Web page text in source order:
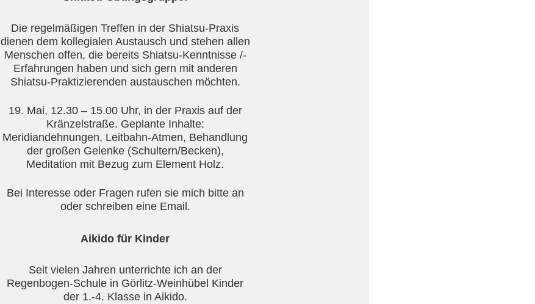
Die regelmäßigen Treffen in der Shiatsu-Praxis
dienen dem kollegialen Austausch und stehen allen
Menschen offen, die bereits Shiatsu-Kenntnisse /-
Erfahrungen haben und sich gern mit anderen
Shiatsu-Praktizierenden austauschen möchten.
19. Mai, 12.30 – 15.00 Uhr, in der Praxis auf der
Kränzelstraße. Geplante Inhalte:
Meridiandehnungen, Leitbahn-Atmen, Behandlung
der großen Gelenke (Schultern/Becken),
Meditation mit Bezug zum Element Holz.
Bei Interesse oder Fragen rufen sie mich bitte an
oder schreiben eine Email.
Aikido für Kinder
Seit vielen Jahren unterrichte ich an der
Regenbogen-Schule in Görlitz-Weinhübel Kinder
der 1.-4. Klasse in Aikido.